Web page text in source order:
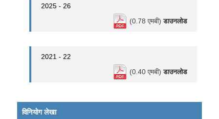
2025 - 26
(0.78 एमबी)डाउनलोड
2021 - 22
(0.40 एमबी)डाउनलोड
विनियोग लेखा